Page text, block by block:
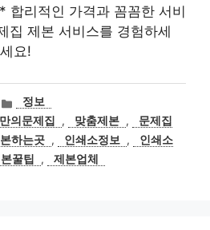
합리적인 가격과 꼼꼼한 서비
집 제본 서비스를 경험하세
요!
카
테
고
리
정보
의문제집 , 맞춤제본 ,
문제집
하는곳 , 인쇄소정보 ,
인쇄소
꿀팁 , 제본업체